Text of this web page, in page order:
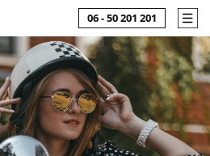
06 - 50 201 201